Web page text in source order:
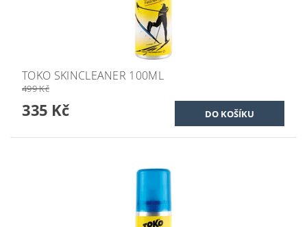
TOKO SKINCLEANER 100ML
499 Kč
335 Kč